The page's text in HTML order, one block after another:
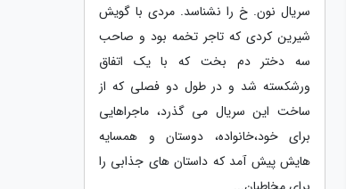
سریال نون. خ را نشناسد. مردی با گویش
شیرین کردی که تاجر تخمه بود و صاحب
سه دختر دم بخت که با یک اتفاق
ورشکسته شد و در طول دو فصلی که از
ساخت این سریال می گذرد، ماجراهایی
برای خود،خانواده، دوستان و همسایه
هایش پیش آمد که داستان های جذابی را